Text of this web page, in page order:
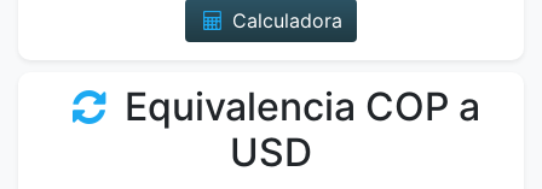
Calculadora
Equivalencia COP a
USD